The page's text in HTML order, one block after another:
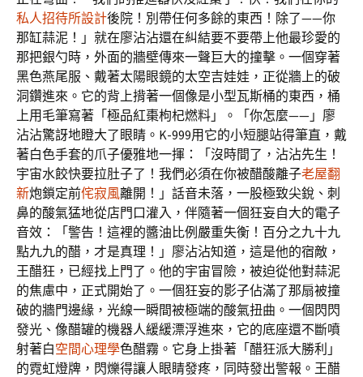
私人招待所設計後院！別帶任何多餘的東西！除了——你
那缸蒜泥！」就在廖沾沾還在糾結要不要帶上他最珍愛的
那把銀勺時，外面的牆壁傳來一聲巨大的撞擊。一個穿著
黑色燕尾服、戴著太陽眼鏡的太空吉娃娃，正從牆上的破
洞鑽進來。它的背上揹著一個像是小型瓦斯桶的東西，桶
上用毛筆寫著「極品紅棗枸杞燃料」。「你怎麼——」廖
沾沾驚訝地瞪大了眼睛。K-999用它的小短腿站得筆直，戴
著白色手套的爪子優雅地一揮：「沒時間了，沾沾先生！
宇宙水餃快要拉肚子了！我們必須在你被醋酸離子老屋翻
新炮鎖定前侘寂風離開！」話音未落，一股極致尖銳、刺
鼻的酸氣猛地從店門口灌入，伴隨著一個狂妄自大的電子
音效：「警告！這裡的醬油比例嚴重失衡！百分之九十九
點九九的醋，才是真理！」廖沾沾知道，這是他的宿敵，
王醋狂，已經找上門了。他的宇宙冒險，被迫從他對蒜泥
的焦慮中，正式開始了。一個狂妄的影子佔滿了那扇被撞
破的牆門邊緣，光線一瞬間被極端的酸氣扭曲。一個閃閃
發光、像醋罐的機器人緩緩漂浮進來，它的底座還不斷噴
射著白空間心理學色醋霧。它身上掛著「醋狂派大勝利」
的霓虹燈牌，閃爍得讓人眼睛發疼，同時發出警報。王醋